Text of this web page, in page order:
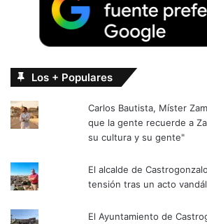
Los + Populares
Carlos Bautista, Míster
que la gente recuerde a
su cultura y su gente"
El alcalde de
tensión tras un acto
El Ayuntamiento de